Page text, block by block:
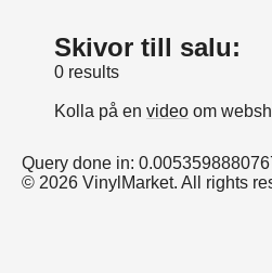
Skivor till salu:
0 results
Kolla på en video om
Query done in:
© 2026 VinylMarket. All rights